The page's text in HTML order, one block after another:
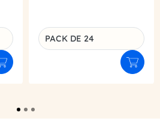
Ajouter au panier
Déclinaison du produit
PACK DE 24